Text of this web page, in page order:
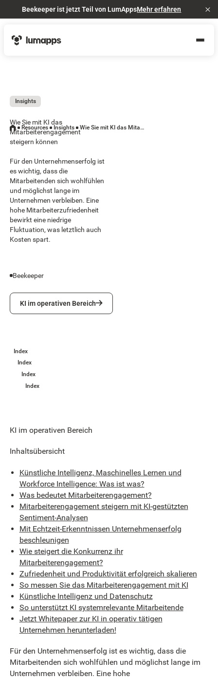
Beekeeper ist jetzt Teil von LumAppsMehr erfahren
Insights
Wie Sie mit KI das
Mitarbeiterengagement
steigern können
Für den Unternehmenserfolg ist
es wichtig, dass die
Mitarbeitenden sich wohlfühlen
und möglichst lange im
Unternehmen verbleiben. Eine
hohe Mitarbeiterzufriedenheit
bewirkt eine niedrige
Fluktuation, was letztlich auch
Kosten spart.
Beekeeper
KI im operativen Bereich
KI im operativen Bereich
Resources Insights Wie Sie mit KI das Mitarbeiterengagement steigern können
Index
Index
Index
Index
KI im operativen Bereich
Inhaltsübersicht
Künstliche Intelligenz, Maschinelles Lernen und
Workforce Intelligence: Was ist was?
Was bedeutet Mitarbeiterengagement?
Mitarbeiterengagement steigern mit KI-gestützten
Sentiment-Analysen
Mit Echtzeit-Erkenntnissen Unternehmenserfolg
beschleunigen
Wie steigert die Konkurrenz ihr
Mitarbeiterengagement?
Zufriedenheit und Produktivität erfolgreich skalieren
So messen Sie das Mitarbeiterengagement mit KI
Künstliche Intelligenz und Datenschutz
So unterstützt KI systemrelevante Mitarbeitende
Jetzt Whitepaper zur KI in operativ tätigen
Unternehmen herunterladen!
Für den Unternehmenserfolg ist es wichtig, dass die
Mitarbeitenden sich wohlfühlen und möglichst lange im
Unternehmen verbleiben. Eine hohe